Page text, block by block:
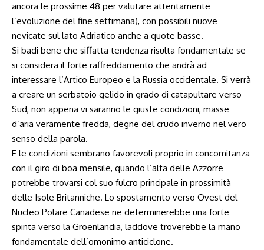
ancora le prossime 48 per valutare attentamente
l’evoluzione del fine settimana), con possibili nuove
nevicate sul lato Adriatico anche a quote basse.
Si badi bene che siffatta tendenza risulta fondamentale se
si considera il forte raffreddamento che andrà ad
interessare l’Artico Europeo e la Russia occidentale. Si verrà
a creare un serbatoio gelido in grado di catapultare verso
Sud, non appena vi saranno le giuste condizioni, masse
d’aria veramente fredda, degne del crudo inverno nel vero
senso della parola.
E le condizioni sembrano favorevoli proprio in concomitanza
con il giro di boa mensile, quando l’alta delle Azzorre
potrebbe trovarsi col suo fulcro principale in prossimità
delle Isole Britanniche. Lo spostamento verso Ovest del
Nucleo Polare Canadese ne determinerebbe una forte
spinta verso la Groenlandia, laddove troverebbe la mano
fondamentale dell’omonimo anticiclone.